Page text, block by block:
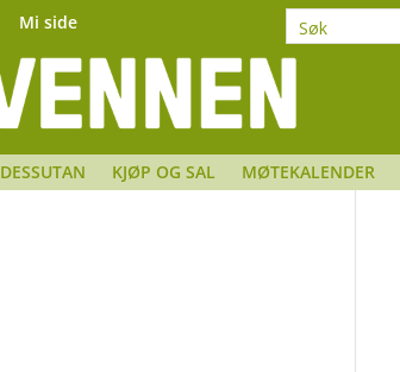
Mi side
DESSUTAN KJØP OG SAL MØTEKALENDER